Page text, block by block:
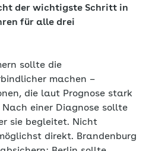
der wichtigste Schritt in
für alle drei
sollte die
machen –
die laut Prognose stark
einer Diagnose sollte
sie begleitet. Nicht
direkt. Brandenburg